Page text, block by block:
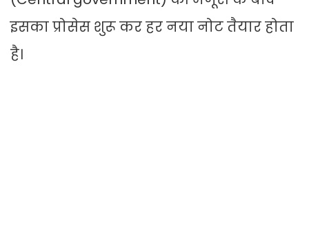
इसका प्रोसेस शुरू कर हर नया नोट तैयार होता
है।